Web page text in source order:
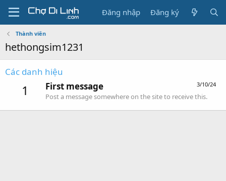
Đăng nhập Đăng ký
Thành viên
hethongsim1231
Các danh hiệu
1 3/10/24
First message
Post a message somewhere on the site to receive this.